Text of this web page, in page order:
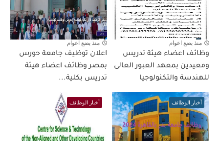
منذ بضع اعوام
وظائف اعضاء هيئة تدريس
ومعيدين بمعهد العبور العالى
للهندسة والتكنولوجيا
منذ بضع اعوام
اعلان توظيف جامعة حورس
بمصر وظائف اعضاء هيئة
تدريس بكلية...
أخبار الوظائف أخبار الوظائف